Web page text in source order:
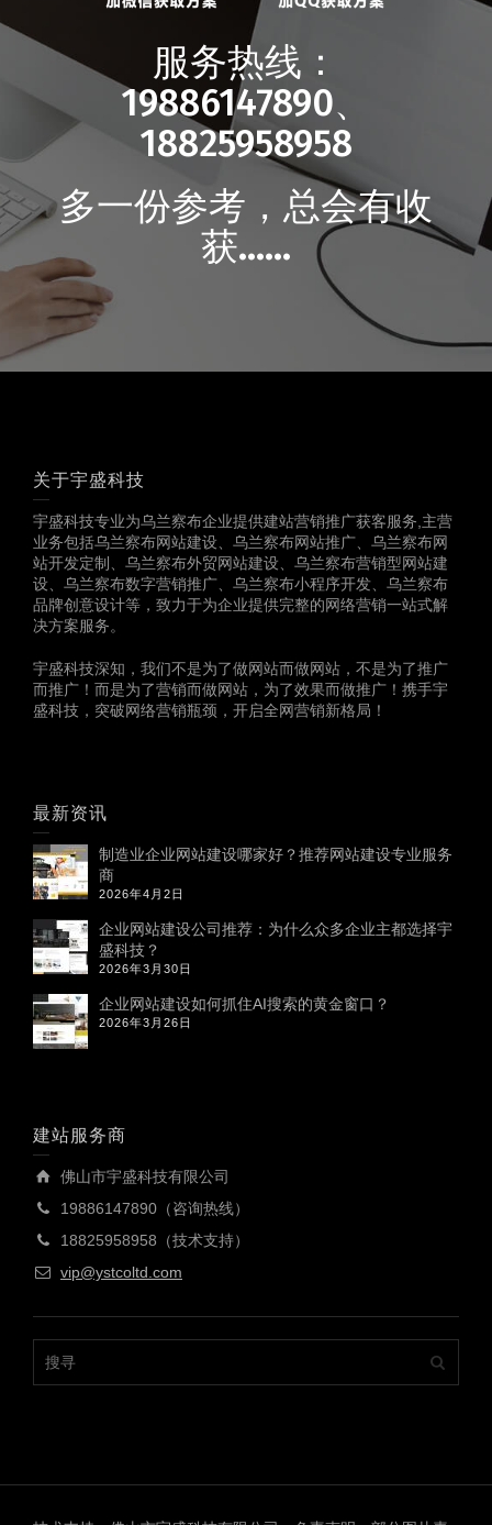
服务热线：
19886147890、
18825958958
多一份参考，总会有收
获……
关于宇盛科技
宇盛科技专业为乌兰察布企业提供建站营销推广获客服务,主营
业务包括乌兰察布网站建设、乌兰察布网站推广、乌兰察布网
站开发定制、乌兰察布外贸网站建设、乌兰察布营销型网站建
设、乌兰察布数字营销推广、乌兰察布小程序开发、乌兰察布
品牌创意设计等，致力于为企业提供完整的网络营销一站式解
决方案服务。
宇盛科技深知，我们不是为了做网站而做网站，不是为了推广
而推广！而是为了营销而做网站，为了效果而做推广！携手宇
盛科技，突破网络营销瓶颈，开启全网营销新格局！
最新资讯
制造业企业网站建设哪家好？推荐网站建设专业服务
商
2026年4月2日
企业网站建设公司推荐：为什么众多企业主都选择宇
盛科技？
2026年3月30日
企业网站建设如何抓住AI搜索的黄金窗口？
2026年3月26日
建站服务商
佛山市宇盛科技有限公司
19886147890（咨询热线）
18825958958（技术支持）
vip@ystcoltd.com